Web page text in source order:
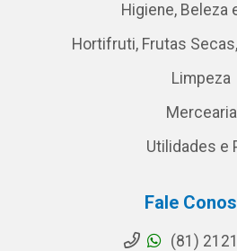
Higiene, Beleza
Hortifruti, Frutas
Limpeza
Mercearia
Utilidades e
Fale
(81)